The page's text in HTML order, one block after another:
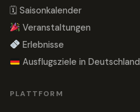
🗓 Saisonkalender
Veranstaltungen
Erlebnisse
Ausflugsziele in Deutschland
PLATTFORM